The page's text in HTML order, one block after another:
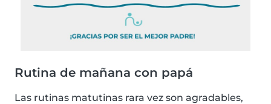
Rutina de mañana con papá
Las rutinas matutinas rara vez son agradables,